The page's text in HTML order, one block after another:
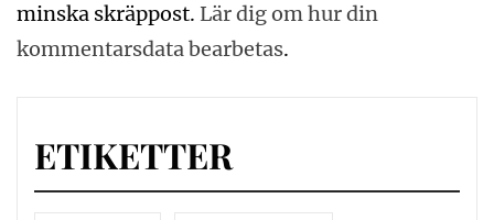
minska skräppost. Lär dig om hur din
kommentarsdata bearbetas.
ETIKETTER